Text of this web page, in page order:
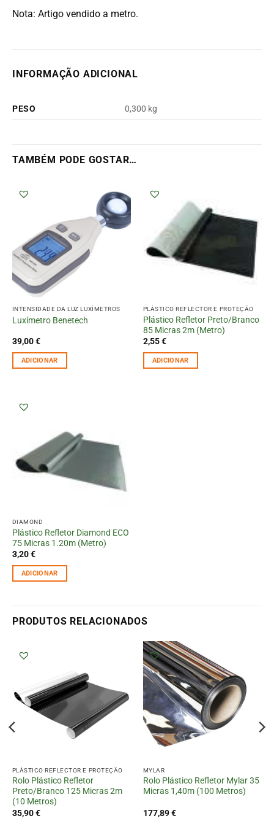
Nota: Artigo vendido a metro.
INFORMAÇÃO ADICIONAL
PESO 0,300 kg
TAMBÉM PODE GOSTAR…
INTENSIDADE DA LUZ LUXÍMETROS
Luxímetro Benetech
39,00€
ADICIONAR
PLÁSTICO REFLECTOR E PROTEÇÃO
Plástico Refletor Preto/Branco
85 Micras 2m (Metro)
2,55€
ADICIONAR
DIAMOND
Plástico Refletor Diamond ECO
75 Micras 1.20m (Metro)
3,20€
ADICIONAR
PRODUTOS RELACIONADOS
PLÁSTICO REFLECTOR E PROTEÇÃO
Rolo Plástico Refletor
Preto/Branco 125 Micras 2m
(10 Metros)
35,90€
MYLAR
Rolo Plástico Refletor Mylar 35
Micras 1,40m (100 Metros)
177,89€